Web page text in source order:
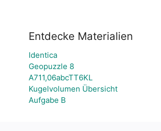
Entdecke Materialien
Identica
Geopuzzle 8
A711,06abcTT6KL
Kugelvolumen Übersicht
Aufgabe B